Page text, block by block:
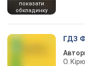
показати
обкладинку
ГДЗ
О.